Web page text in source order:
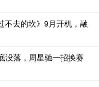
不去的坎》9月开机，融
没落，周星驰一招换赛